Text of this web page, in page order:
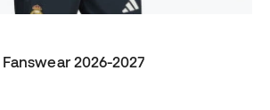
2026-2027